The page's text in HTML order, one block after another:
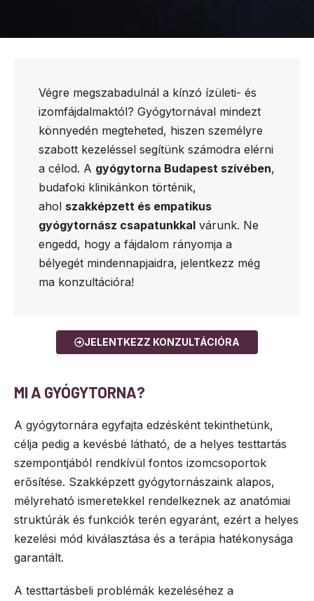
Végre megszabadulnál a kínzó ízületi- és
izomfájdalmaktól? Gyógytornával mindezt
könnyedén megteheted, hiszen személyre
szabott kezeléssel segítünk számodra elérni
a célod. A gyógytorna Budapest szívében,
budafoki klinikánkon történik,
ahol szakképzett és empatikus
gyógytornász csapatunkkal várunk. Ne
engedd, hogy a fájdalom rányomja a
bélyegét mindennapjaidra, jelentkezz még
ma konzultációra!
JELENTKEZZ KONZULTÁCIÓRA
MI A GYÓGYTORNA?
A gyógytornára egyfajta edzésként tekinthetünk,
célja pedig a kevésbé látható, de a helyes testtartás
szempontjából rendkívül fontos izomcsoportok
erősítése. Szakképzett gyógytornászaink alapos,
mélyreható ismeretekkel rendelkeznek az anatómiai
struktúrák és funkciók terén egyaránt, ezért a helyes
kezelési mód kiválasztása és a terápia hatékonysága
garantált.
A testtartásbeli problémák kezeléséhez a